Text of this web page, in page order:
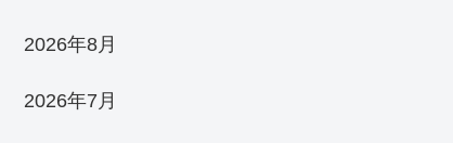
2026年8月
2026年7月